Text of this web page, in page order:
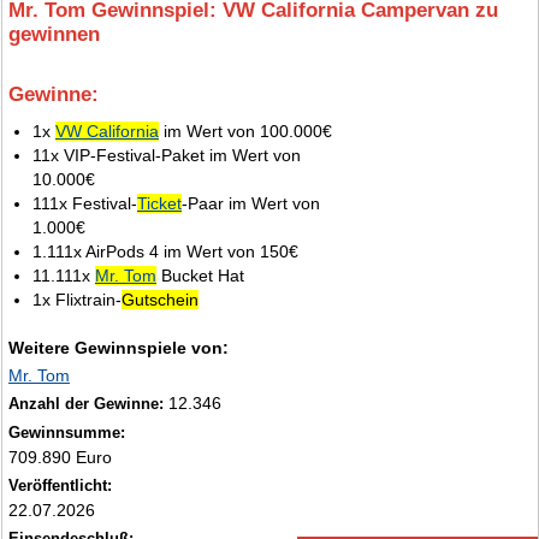
Mr. Tom Gewinnspiel: VW California Campervan zu
gewinnen
Gewinne:
1x VW California im Wert von 100.000€
11x VIP-Festival-Paket im Wert von
10.000€
111x Festival-Ticket-Paar im Wert von
1.000€
1.111x AirPods 4 im Wert von 150€
11.111x Mr. Tom Bucket Hat
1x Flixtrain-Gutschein
Weitere Gewinnspiele von:
Mr. Tom
Anzahl der Gewinne: 12.346
Gewinnsumme:
709.890 Euro
Veröffentlicht:
22.07.2026